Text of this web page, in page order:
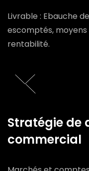
Livrable : Ebauche
escomptés,
rentabilité.
Stratégie de
commercial